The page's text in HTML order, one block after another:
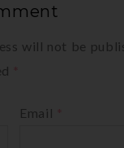
will not be
Email